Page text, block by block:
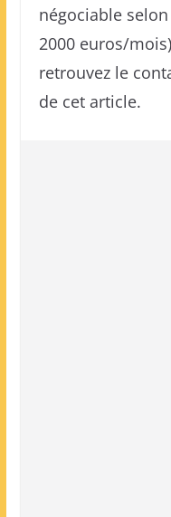
négociable
2000 euros/
retrouvez le
de cet article.